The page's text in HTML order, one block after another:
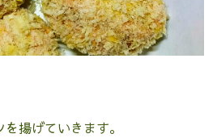
揚げていきます。